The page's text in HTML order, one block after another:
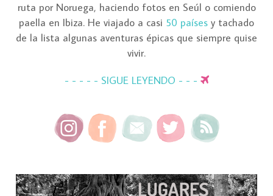
ruta por Noruega, haciendo fotos en Seúl o comiendo
paella en Ibiza. He viajado a casi 50 países y tachado
de la lista algunas aventuras épicas que siempre quise
vivir.
- - - - - SIGUE LEYENDO - - -